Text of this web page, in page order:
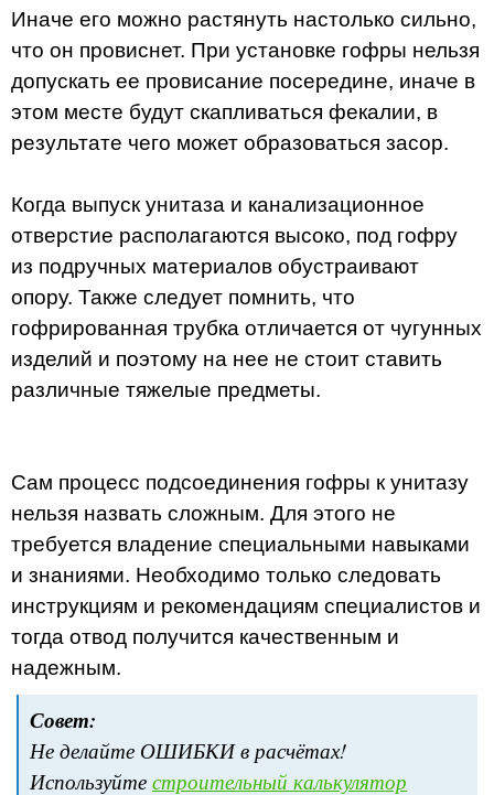
Иначе его можно растянуть настолько сильно,
что он провиснет. При установке гофры нельзя
допускать ее провисание посередине, иначе в
этом месте будут скапливаться фекалии, в
результате чего может образоваться засор.
Когда выпуск унитаза и канализационное
отверстие располагаются высоко, под гофру
из подручных материалов обустраивают
опору. Также следует помнить, что
гофрированная трубка отличается от чугунных
изделий и поэтому на нее не стоит ставить
различные тяжелые предметы.
Сам процесс подсоединения гофры к унитазу
нельзя назвать сложным. Для этого не
требуется владение специальными навыками
и знаниями. Необходимо только следовать
инструкциям и рекомендациям специалистов и
тогда отвод получится качественным и
надежным.
Совет:
Не делайте ОШИБКИ в расчётах!
Используйте строительный калькулятор